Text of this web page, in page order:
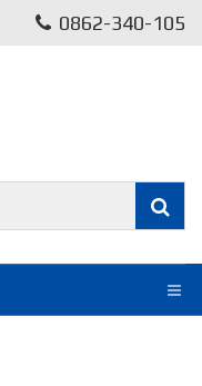
0862-340-105